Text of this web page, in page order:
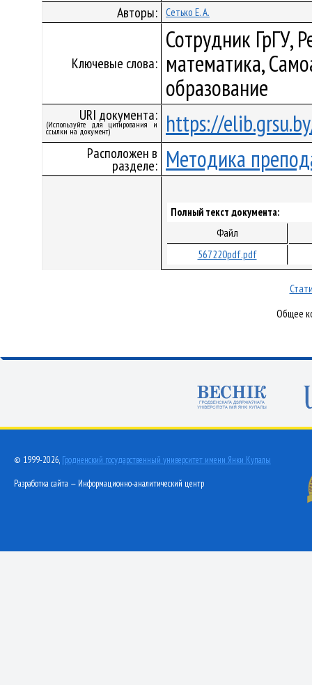
Авторы: Сетько Е. А.
Ключевые слова:
Сотрудник ГрГУ,
математика,
образование
URI документа:
(Используйте для цитирования и
ссылки на документ) https://
Расположен в
разделе: Методика
Полный текст документа:
Файл
567220pdf.pdf
Общее
© 1999-2026, Гродненский государственный университет имени Янки Купалы
Разработка сайта — Информационно-аналитический центр